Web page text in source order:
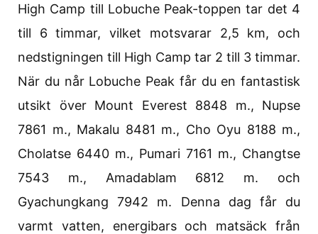
High Camp till Lobuche Peak-toppen tar det 4
till 6 timmar, vilket motsvarar 2,5 km, och
nedstigningen till High Camp tar 2 till 3 timmar.
När du når Lobuche Peak får du en fantastisk
utsikt över Mount Everest 8848 m., Nupse
7861 m., Makalu 8481 m., Cho Oyu 8188 m.,
Cholatse 6440 m., Pumari 7161 m., Changtse
7543 m., Amadablam 6812 m. och
Gyachungkang 7942 m. Denna dag får du
varmt vatten, energibars och matsäck från